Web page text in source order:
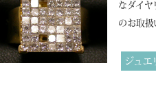
なダイヤ
のお取扱
ジュエ